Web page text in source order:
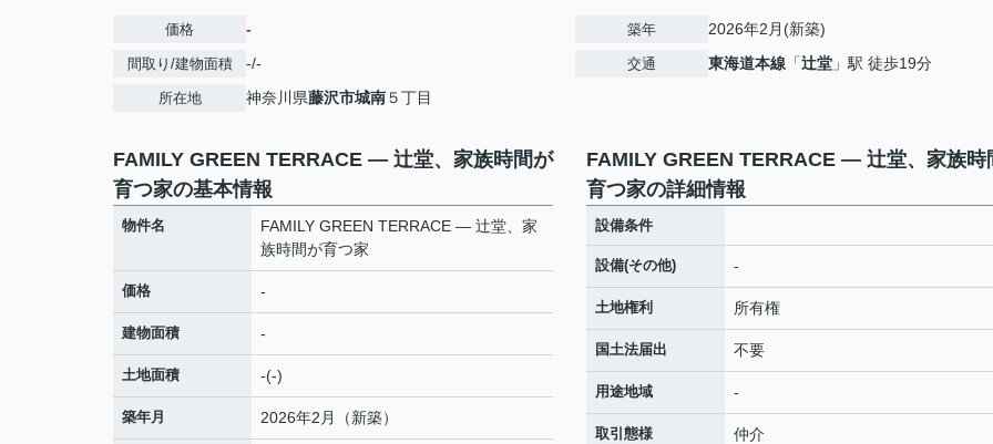
価格 -
間取り/建物面積 -/-
所在地 神奈川県藤沢市城南５丁目
築年 2026年2月(新築)
交通 東海道本線 「辻堂 」駅 徒歩19分
FAMILY GREEN TERRACE — 辻堂、家族時間が
育つ家の基本情報
物件名
FAMILY GREEN TERRACE — 辻堂、家
族時間が育つ家
価格 -
建物面積 -
土地面積 -(-)
築年月 2026年2月（新築）
FAMILY GREEN TERRACE — 辻堂、家族時
育つ家の詳細情報
設備条件
設備(その他) -
土地権利 所有権
国土法届出 不要
用途地域 -
取引態様 仲介